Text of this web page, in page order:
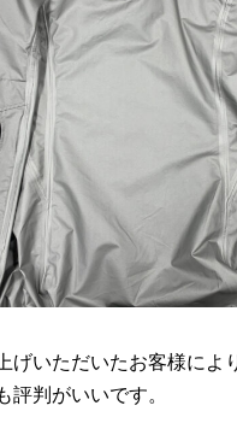
げいただいたお客様によ
評判がいいです。